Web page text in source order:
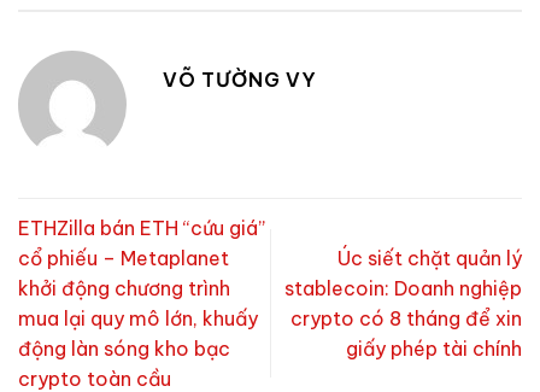
VÕ TƯỜNG VY
ETHZilla bán ETH “cứu giá”
cổ phiếu – Metaplanet
khởi động chương trình
mua lại quy mô lớn, khuấy
động làn sóng kho bạc
crypto toàn cầu
Úc siết chặt quản lý
stablecoin: Doanh nghiệp
crypto có 8 tháng để xin
giấy phép tài chính